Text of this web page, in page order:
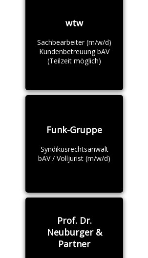
wtw
Sachbearbeiter (m/w/d)
Kundenbetreuung bAV
(Teilzeit möglich)
Funk-Gruppe
Syndikusrechtsanwalt
bAV / Volljurist (m/w/d)
Prof. Dr.
Neuburger &
Partner